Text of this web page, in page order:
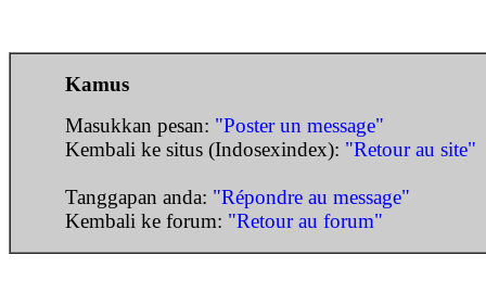
Kamus
Masukkan pesan: "Poster un message"
Kembali ke situs (Indosexindex): "Retour au site"
Tanggapan anda: "Répondre au message"
Kembali ke forum: "Retour au forum"